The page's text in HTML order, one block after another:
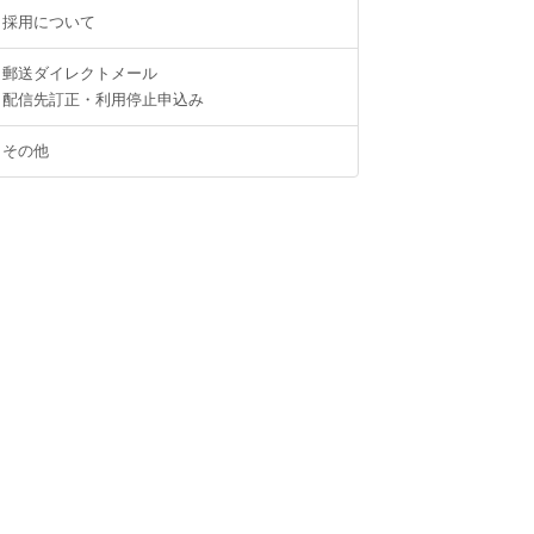
採用について
郵送ダイレクトメール
配信先訂正・利用停止申込み
その他